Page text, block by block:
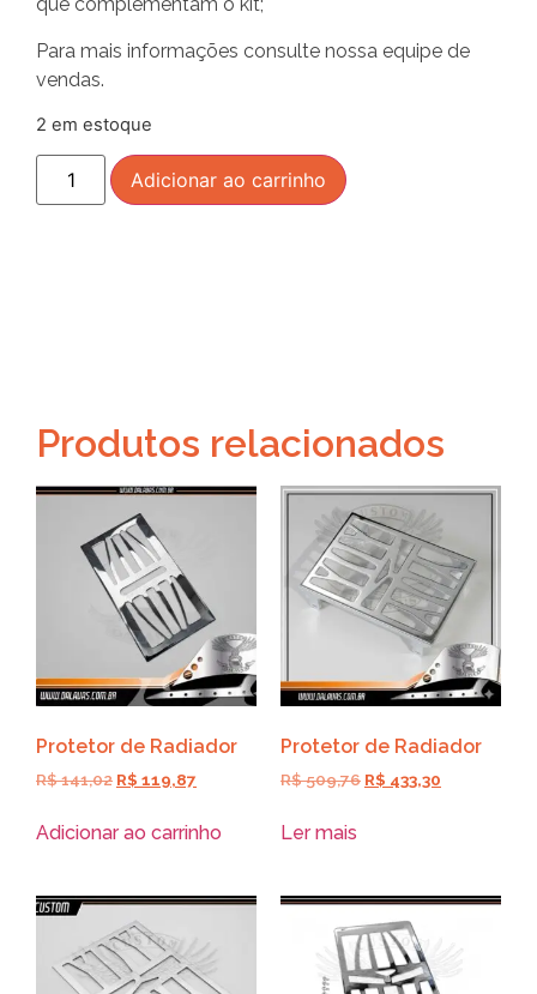
Para mais informações consulte nossa equipe de
vendas.
2 em estoque
Adicionar ao carrinho
Produtos relacionados
Protetor de Radiador
R$141,02 R$ 119,87
Adicionar ao carrinho
Protetor de Radiador
R$509,76 R$ 433,30
Ler mais